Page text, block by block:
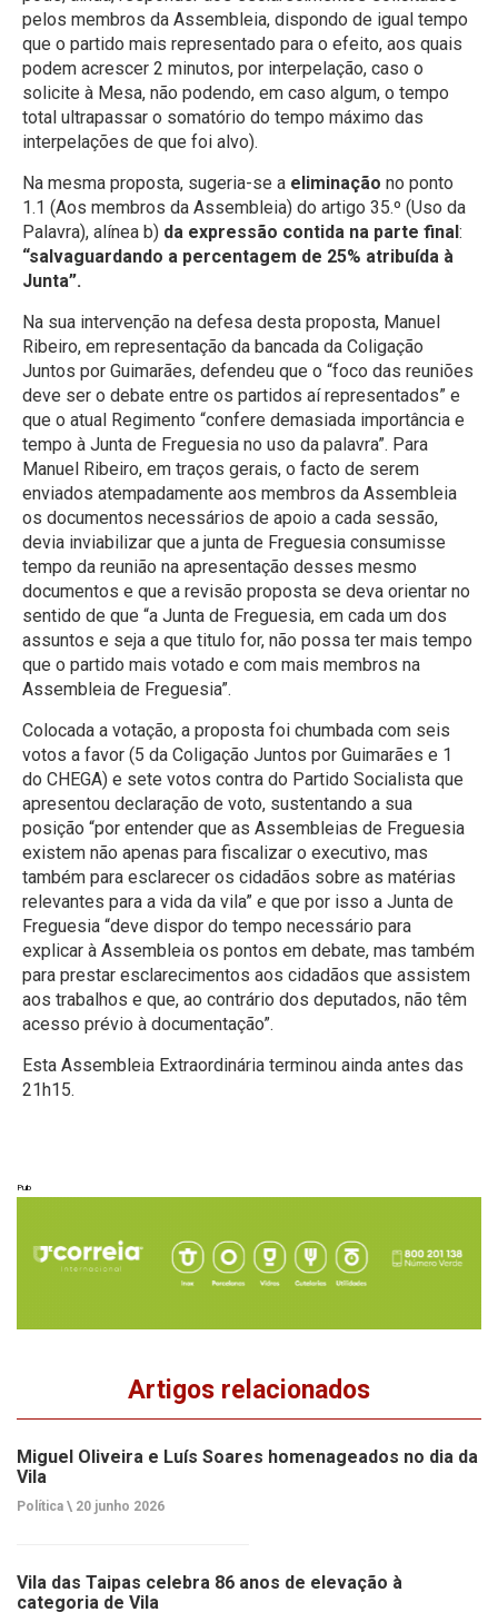
pelos membros da Assembleia, dispondo de igual tempo
que o partido mais representado para o efeito, aos quais
podem acrescer 2 minutos, por interpelação, caso o
solicite à Mesa, não podendo, em caso algum, o tempo
total ultrapassar o somatório do tempo máximo das
interpelações de que foi alvo).
Na mesma proposta, sugeria-se a eliminação no ponto
1.1 (Aos membros da Assembleia) do artigo 35.º (Uso da
Palavra), alínea b) da expressão contida na parte final:
“salvaguardando a percentagem de 25% atribuída à
Junta”.
Na sua intervenção na defesa desta proposta, Manuel
Ribeiro, em representação da bancada da Coligação
Juntos por Guimarães, defendeu que o “foco das reuniões
deve ser o debate entre os partidos aí representados” e
que o atual Regimento “confere demasiada importância e
tempo à Junta de Freguesia no uso da palavra”. Para
Manuel Ribeiro, em traços gerais, o facto de serem
enviados atempadamente aos membros da Assembleia
os documentos necessários de apoio a cada sessão,
devia inviabilizar que a junta de Freguesia consumisse
tempo da reunião na apresentação desses mesmo
documentos e que a revisão proposta se deva orientar no
sentido de que “a Junta de Freguesia, em cada um dos
assuntos e seja a que titulo for, não possa ter mais tempo
que o partido mais votado e com mais membros na
Assembleia de Freguesia”.
Colocada a votação, a proposta foi chumbada com seis
votos a favor (5 da Coligação Juntos por Guimarães e 1
do CHEGA) e sete votos contra do Partido Socialista que
apresentou declaração de voto, sustentando a sua
posição “por entender que as Assembleias de Freguesia
existem não apenas para fiscalizar o executivo, mas
também para esclarecer os cidadãos sobre as matérias
relevantes para a vida da vila” e que por isso a Junta de
Freguesia “deve dispor do tempo necessário para
explicar à Assembleia os pontos em debate, mas também
para prestar esclarecimentos aos cidadãos que assistem
aos trabalhos e que, ao contrário dos deputados, não têm
acesso prévio à documentação”.
Esta Assembleia Extraordinária terminou ainda antes das
21h15.
Pub
Artigos relacionados
Miguel Oliveira e Luís Soares homenageados no dia da
Vila
Política \ 20 junho 2026
Vila das Taipas celebra 86 anos de elevação à
categoria de Vila